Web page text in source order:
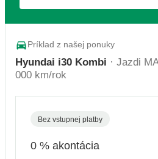
Príklad z našej ponuky
Hyundai i30 Kombi · Jazdi
000 km/rok
Bez vstupnej platby
0 % akontácia